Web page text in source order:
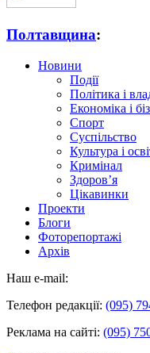
Полтавщина:
Новини
Події
Політика і
Економіка і
Спорт
Суспільство
Культура і
Кримінал
Здоров’я
Цікавинки
Проекти
Блоги
Фоторепортажі
Архів
Наш e-mail:
Телефон редакції: (095)
Реклама на сайті: (095)